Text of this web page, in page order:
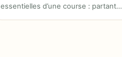
essentielles d’une course : partants,